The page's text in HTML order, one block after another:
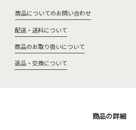
商品についてのお問い合わせ
配送・送料について
商品のお取り扱いについて
返品・交換について
商品の詳細